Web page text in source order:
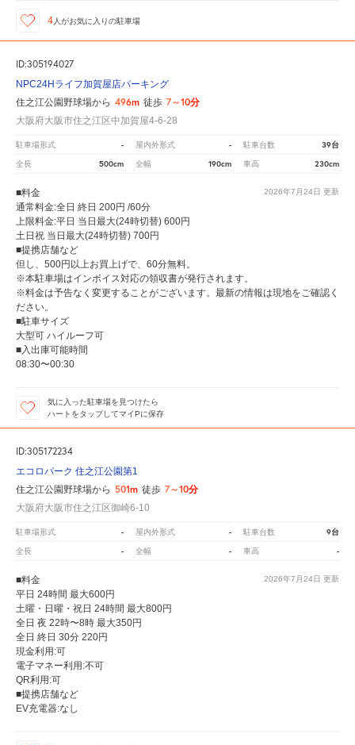
4 人がお気に入りの駐車場
ID:305194027
NPC24Hライフ加賀屋店パーキング
住之江公園野球場から 496m 徒歩 7～10分
大阪府大阪市住之江区中加賀屋4-6-28
駐車場形式 - 屋内外形式 - 駐車台数 39台
全長 500cm 全幅 190cm 車高 230cm
2026年7月24日 更新
■料金
通常料金:全日 終日 200円 /60分
上限料金:平日 当日最大(24時切替) 600円
土日祝 当日最大(24時切替) 700円
■提携店舗など
但し、500円以上お買上げで、60分無料。
※本駐車場はインボイス対応の領収書が発行されます。
※料金は予告なく変更することがございます。最新の情報は現地をご確認く
ださい。
■駐車サイズ
大型可 ハイルーフ可
■入出庫可能時間
08:30〜00:30
気に入った駐車場を見つけたら
ハートをタップしてマイPに保存
ID:305172234
エコロパーク 住之江公園第1
住之江公園野球場から 501m 徒歩 7～10分
大阪府大阪市住之江区御崎6-10
駐車場形式 - 屋内外形式 - 駐車台数 9台
全長 - 全幅 - 車高 -
2026年7月24日 更新
■料金
平日 24時間 最大600円
土曜・日曜・祝日 24時間 最大800円
全日 夜 22時〜8時 最大350円
全日 終日 30分 220円
現金利用:可
電子マネー利用:不可
QR利用:可
■提携店舗など
EV充電器:なし